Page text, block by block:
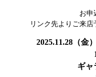
お申
リンク先よりご来店
2025.11.28（金
ギャ